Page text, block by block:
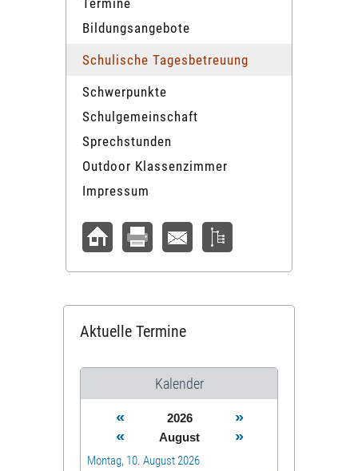
Bildungsangebote
Schulische Tagesbetreuung
Schwerpunkte
Schulgemeinschaft
Sprechstunden
Outdoor Klassenzimmer
Impressum
Aktuelle Termine
Kalender
« 2026
»
«
August »
Montag, 10. August 2026